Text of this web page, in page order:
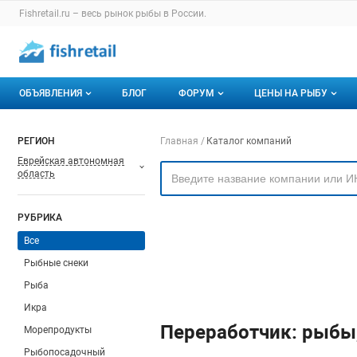
Раздел навигации по сайту fishretail.ru
Fishretail.ru – весь рынок рыбы в России.
Авторизация и меню пользователя
Навигация по разделам сайта fishretail.ru
ОБЪЯВЛЕНИЯ
Горячее предложение
Мои объявления
БЛОГ ФОРУМ
Избранные
С моим участием
ЦЕНЫ НА РЫБУ
Актуальные
Динамика цен
РЕГИОН
Еврейская автономная
область
РУБРИКА
Все
Рыбные снеки
Рыба
Икра
Морепродукты
Рыбопосадочный
Навигация по
Главная Каталог компаний
Переработчик: